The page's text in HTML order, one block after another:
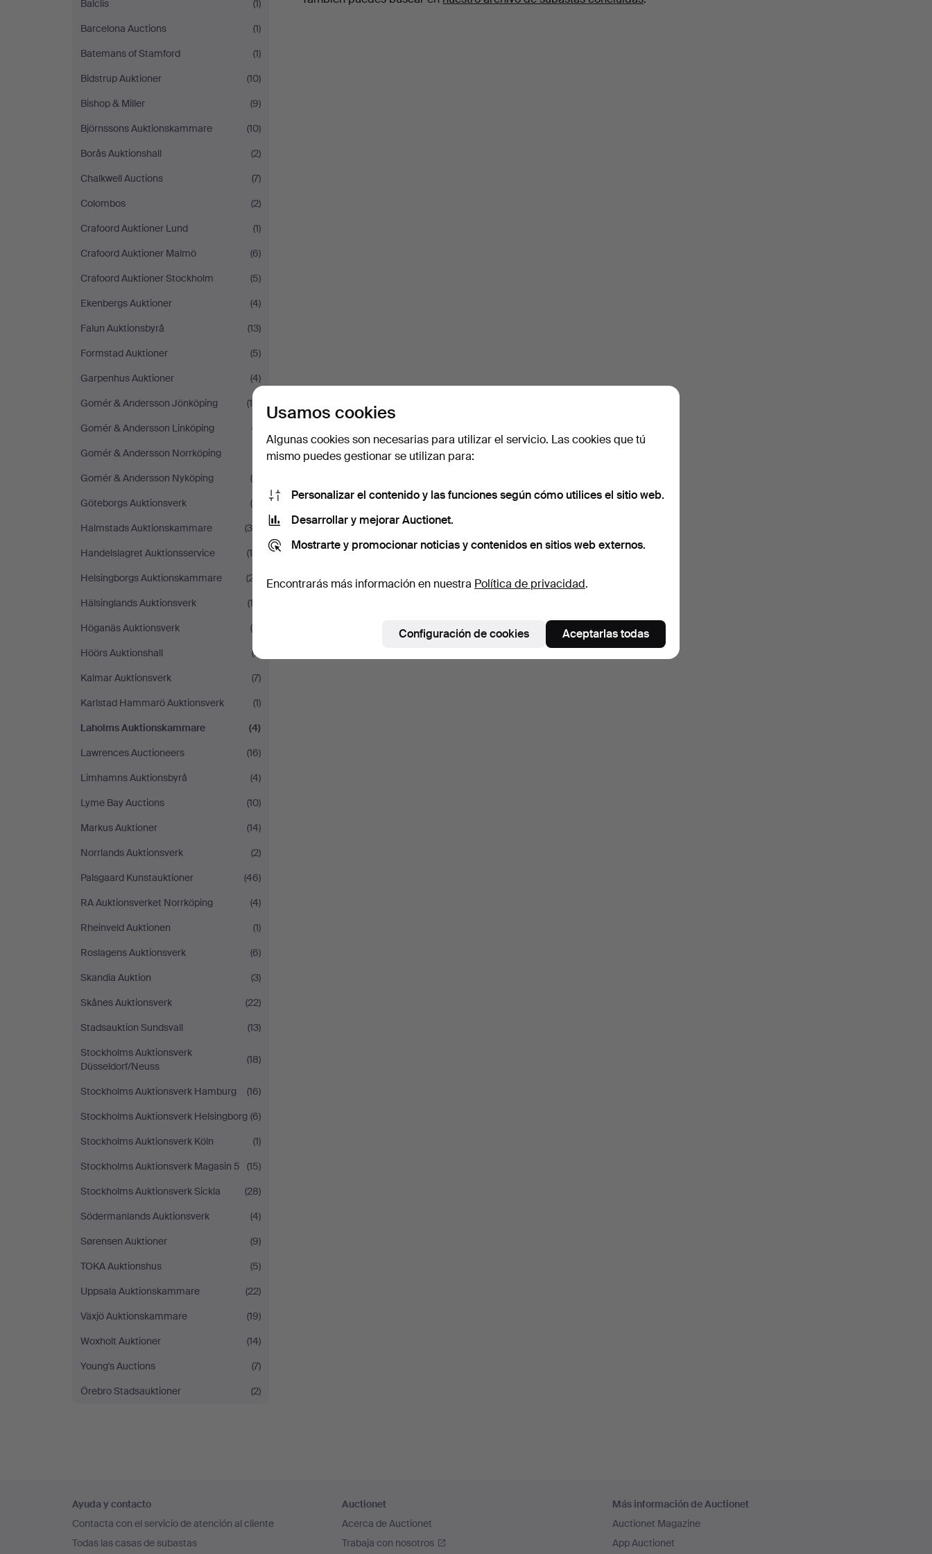
Balclis
(1)
Barcelona Auctions
(1)
Batemans of Stamford
(1)
Bidstrup Auktioner
(10)
Bishop & Miller
(9)
Björnssons Auktionskammare
(10)
Borås Auktionshall
(2)
Chalkwell Auctions
(7)
Colombos
(2)
Crafoord Auktioner Lund
(1)
Crafoord Auktioner Malmö
(6)
Crafoord Auktioner Stockholm
(5)
Ekenbergs Auktioner
(4)
Falun Auktionsbyrå
(13)
Formstad Auktioner
(5)
Garpenhus Auktioner
(4)
Gomér & Andersson Jönköping
(14)
Gomér & Andersson Linköping
(7)
Gomér & Andersson Norrköping
Gomér & Andersson Nyköping
(4)
Göteborgs Auktionsverk
(9)
Halmstads Auktionskammare
(30)
Handelslagret Auktionsservice
(15)
Helsingborgs Auktionskammare
(27)
Hälsinglands Auktionsverk
(12)
Höganäs Auktionsverk
(5)
Höörs Auktionshall
(7)
Kalmar Auktionsverk
(7)
Karlstad Hammarö Auktionsverk
(1)
Laholms Auktionskammare
(4)
Lawrences Auctioneers
(16)
Limhamns Auktionsbyrå
(4)
Lyme Bay Auctions
(10)
Markus Auktioner
(14)
Norrlands Auktionsverk
(2)
Palsgaard Kunstauktioner
(46)
RA Auktionsverket Norrköping
(4)
Rheinveld Auktionen
(1)
Roslagens Auktionsverk
(6)
Skandia Auktion
(3)
Skånes Auktionsverk
(22)
Stadsauktion Sundsvall
(13)
Stockholms Auktionsverk
Düsseldorf/Neuss
(18)
Stockholms Auktionsverk Hamburg
(16)
Stockholms Auktionsverk Helsingborg (6)
Stockholms Auktionsverk Köln
(1)
Stockholms Auktionsverk Magasin 5
(15)
Stockholms Auktionsverk Sickla
(28)
Södermanlands Auktionsverk
(4)
Sørensen Auktioner
(9)
TOKA Auktionshus
(5)
Uppsala Auktionskammare
(22)
Växjö Auktionskammare
(19)
Woxholt Auktioner
(14)
Young's Auctions
(7)
Örebro Stadsauktioner
(2)
en
el
Ayuda y contacto
Contacta con el servicio de atención al cliente
Todas las casas de subastas
Auctionet
Acerca de Auctionet
Trabaja con nosotros
Más información de Auctionet
Auctionet Magazine
App Auctionet
Usamos cookies
Algunas cookies son necesarias para utilizar el servicio. Las cookies que tú
mismo puedes gestionar se utilizan para:
Personalizar el contenido y las funciones según cómo utilices el sitio web.
Desarrollar y mejorar Auctionet.
Mostrarte y promocionar noticias y contenidos en sitios web externos.
Encontrarás más información en nuestra Política de privacidad.
Configuración de cookies Aceptarlas todas